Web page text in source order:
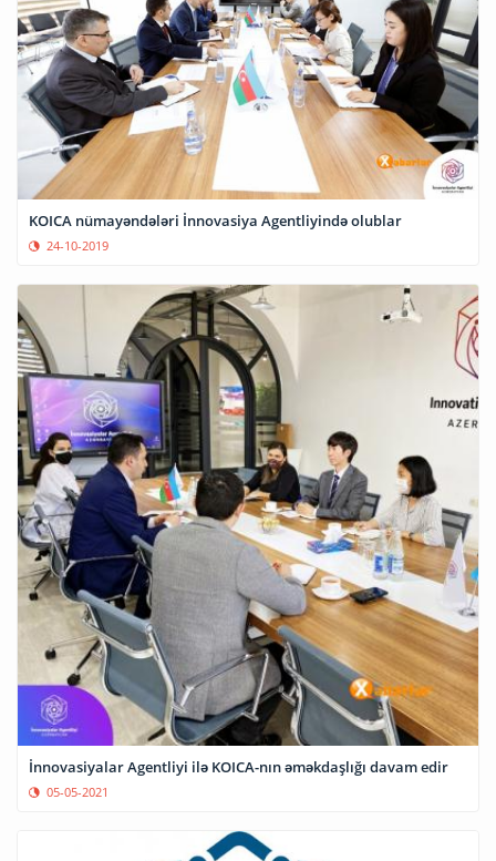
KOICA nümayəndələri İnnovasiya Agentliyində olublar
24-10-2019
İnnovasiyalar Agentliyi ilə KOICA-nın əməkdaşlığı davam edir
05-05-2021